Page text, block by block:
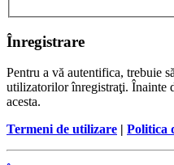
Înregistrare
Pentru a vă autentifica, trebuie
utilizatorilor înregistraţi. Înainte
acesta.
Termeni de utilizare | Politica